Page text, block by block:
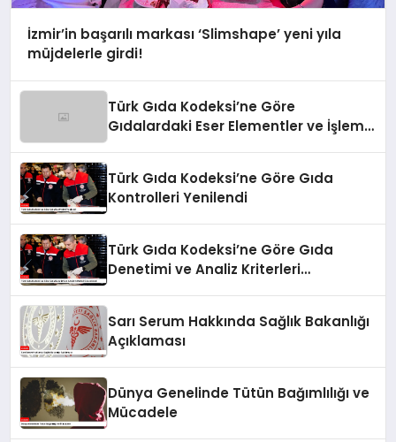
İzmir’in başarılı markası ‘Slimshape’ yeni yıla
müjdelerle girdi!
Türk Gıda Kodeksi’ne Göre
Gıdalardaki Eser Elementler ve İşleme
Türk Gıda Kodeksi’ne Göre Gıda
Kontrolleri Yenilendi
Türk Gıda Kodeksi’ne Göre Gıda
Denetimi ve Analiz Kriterleri
Sarı Serum Hakkında Sağlık Bakanlığı
Açıklaması
Dünya Genelinde Tütün Bağımlılığı ve
Mücadele